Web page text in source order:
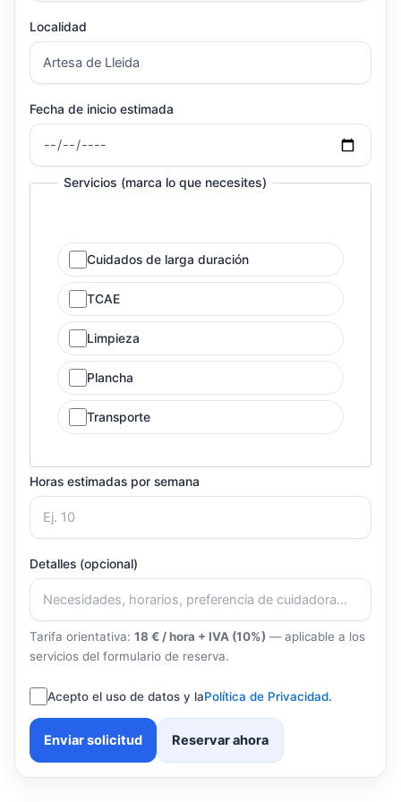
Localidad
Fecha de inicio estimada
Servicios (marca lo que necesites)
Cuidados de larga duración
TCAE
Limpieza
Plancha
Transporte
Horas estimadas por semana
Detalles (opcional)
Tarifa orientativa: 18 € / hora + IVA (10%) — aplicable a los
servicios del formulario de reserva.
Acepto el uso de datos y laPolítica de Privacidad.
Enviar solicitud Reservar ahora